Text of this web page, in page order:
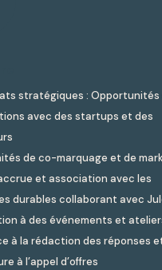
stratégiques : Opportunités
avec des startups et des
de co-marquage et de
et association avec les
durables collaborant avec
à des événements et
à la rédaction des réponses
à l’appel d’offres